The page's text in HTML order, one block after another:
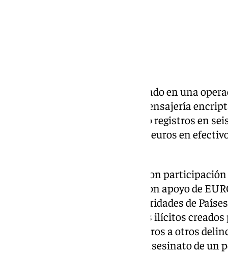
La Policía Nacional ha participado en una
desmantelado un servicio de mensajería
delincuentes. Se han practicado registros en
que se han intervenido 145.000 euros en
La investigación ha contando con
Italia, Lituania y Países Bajos con apoyo de
raíz del descubrimiento de autoridades de
servicio de mensajería con fines ilícitos
servicios de comunicación seguros a otros
una persona condenada por el asesinato de un